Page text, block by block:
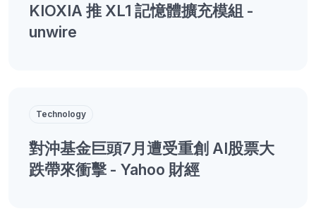
KIOXIA 推 XL1 記憶體擴充模組 -
unwire
Technology
對沖基金巨頭7月遭受重創 AI股票大
跌帶來衝擊 - Yahoo 財經